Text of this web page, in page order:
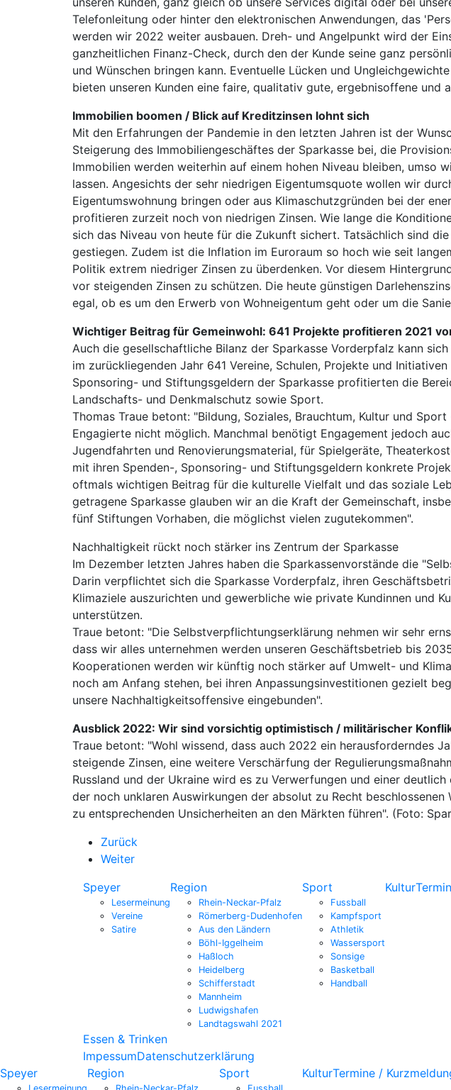
Telefonleitung oder hinter den elektronischen Anwendungen, das
werden wir 2022 weiter ausbauen. Dreh- und Angelpunkt wird der
ganzheitlichen Finanz-Check, durch den der Kunde seine ganz
und Wünschen bringen kann. Eventuelle Lücken und
bieten unseren Kunden eine faire, qualitativ gute, ergebnisoffene und
Immobilien boomen / Blick auf Kreditzinsen lohnt sich
Mit den Erfahrungen der Pandemie in den letzten Jahren ist der
Steigerung des Immobiliengeschäftes der Sparkasse bei, die
Immobilien werden weiterhin auf einem hohen Niveau bleiben, umso
lassen. Angesichts der sehr niedrigen Eigentumsquote wollen wir
Eigentumswohnung bringen oder aus Klimaschutzgründen bei der
profitieren zurzeit noch von niedrigen Zinsen. Wie lange die
sich das Niveau von heute für die Zukunft sichert. Tatsächlich sind
gestiegen. Zudem ist die Inflation im Euroraum so hoch wie seit
Politik extrem niedriger Zinsen zu überdenken. Vor diesem
vor steigenden Zinsen zu schützen. Die heute günstigen
egal, ob es um den Erwerb von Wohneigentum geht oder um die
Wichtiger Beitrag für Gemeinwohl: 641 Projekte profitieren 2021
Auch die gesellschaftliche Bilanz der Sparkasse Vorderpfalz kann
im zurückliegenden Jahr 641 Vereine, Schulen, Projekte und
Sponsoring- und Stiftungsgeldern der Sparkasse profitierten die
Landschafts- und Denkmalschutz sowie Sport.
Thomas Traue betont: "Bildung, Soziales, Brauchtum, Kultur und
Engagierte nicht möglich. Manchmal benötigt Engagement jedoch
Jugendfahrten und Renovierungsmaterial, für Spielgeräte,
mit ihren Spenden-, Sponsoring- und Stiftungsgeldern konkrete
oftmals wichtigen Beitrag für die kulturelle Vielfalt und das soziale
getragene Sparkasse glauben wir an die Kraft der Gemeinschaft,
fünf Stiftungen Vorhaben, die möglichst vielen zugutekommen".
Nachhaltigkeit rückt noch stärker ins Zentrum der Sparkasse
Im Dezember letzten Jahres haben die Sparkassenvorstände die
Darin verpflichtet sich die Sparkasse Vorderpfalz, ihren
Klimaziele auszurichten und gewerbliche wie private Kundinnen und
unterstützen.
Traue betont: "Die Selbstverpflichtungserklärung nehmen wir sehr
dass wir alles unternehmen werden unseren Geschäftsbetrieb bis
Kooperationen werden wir künftig noch stärker auf Umwelt- und
noch am Anfang stehen, bei ihren Anpassungsinvestitionen gezielt
unsere Nachhaltigkeitsoffensive eingebunden".
Ausblick 2022: Wir sind vorsichtig optimistisch / militärischer
Traue betont: "Wohl wissend, dass auch 2022 ein herausforderndes
steigende Zinsen, eine weitere Verschärfung der
Russland und der Ukraine wird es zu Verwerfungen und einer
der noch unklaren Auswirkungen der absolut zu Recht
zu entsprechenden Unsicherheiten an den Märkten führen". (Foto:
Zurück
Weiter
Speyer
Lesermeinung
Vereine
Satire
Region
Rhein-Neckar-Pfalz
Römerberg-Dudenhofen
Aus den Ländern
Böhl-Iggelheim
Haßloch
Heidelberg
Schifferstadt
Mannheim
Ludwigshafen
Landtagswahl 2021
Sport
Fussball
Kampfsport
Athletik
Wassersport
Sonsige
Basketball
Handball
Kultur
Essen & Trinken
ImpessumDatenschutzerklärung
Speyer
Region Sport KulturTermine /